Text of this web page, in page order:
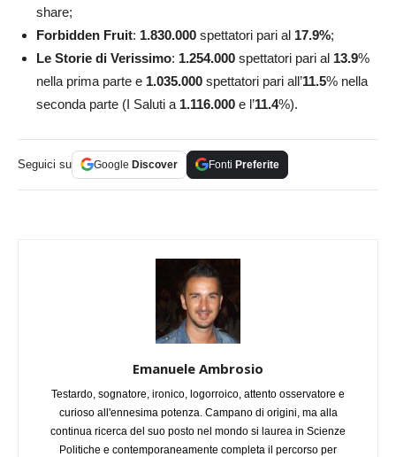
share;
Forbidden Fruit: 1.830.000 spettatori pari al 17.9%;
Le Storie di Verissimo: 1.254.000 spettatori pari al 13.9%
nella prima parte e 1.035.000 spettatori pari all’11.5% nella
seconda parte (I Saluti a 1.116.000 e l’11.4%).
Seguici su Google Discover Fonti Preferite
Emanuele Ambrosio
Testardo, sognatore, ironico, logorroico, attento osservatore e
curioso all'ennesima potenza. Campano di origini, ma alla
continua ricerca del suo posto nel mondo si laurea in Scienze
Politiche e contemporaneamente completa il percorso per